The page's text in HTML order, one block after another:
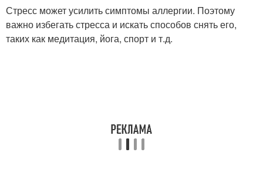
Стресс может усилить симптомы аллергии. Поэтому
важно избегать стресса и искать способов снять его,
таких как медитация, йога, спорт и т.д.